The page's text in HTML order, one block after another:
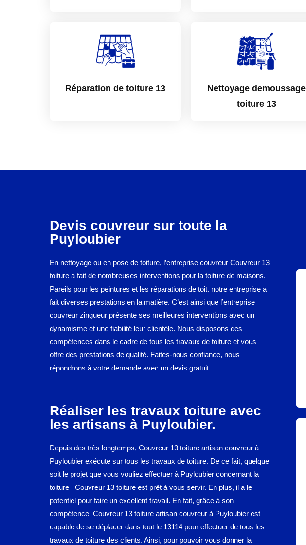
Réparation de toiture 13
Nettoyage demoussage
toiture 13
Devis couvreur sur toute la
Puyloubier
En nettoyage ou en pose de toiture, l’entreprise couvreur Couvreur 13
toiture a fait de nombreuses interventions pour la toiture de maisons.
Pareils pour les peintures et les réparations de toit, notre entreprise a
fait diverses prestations en la matière. C’est ainsi que l’entreprise
couvreur zingueur présente ses meilleures interventions avec un
dynamisme et une fiabilité leur clientèle. Nous disposons des
compétences dans le cadre de tous les travaux de toiture et vous
offre des prestations de qualité. Faites-nous confiance, nous
répondrons à votre demande avec un devis gratuit.
Réaliser les travaux toiture avec
les artisans à Puyloubier.
Depuis des très longtemps, Couvreur 13 toiture artisan couvreur à
Puyloubier exécute sur tous les travaux de toiture. De ce fait, quelque
soit le projet que vous vouliez effectuer à Puyloubier concernant la
toiture ; Couvreur 13 toiture est prêt à vous servir. En plus, il a le
potentiel pour faire un excellent travail. En fait, grâce à son
compétence, Couvreur 13 toiture artisan couvreur à Puyloubier est
capable de se déplacer dans tout le 13114 pour effectuer de tous les
travaux de toiture des clients. Ainsi, pour pouvoir vous donner la